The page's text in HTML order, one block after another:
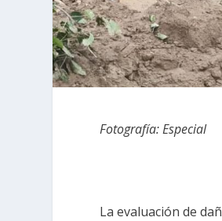
Fotografía: Especial
La evaluación de